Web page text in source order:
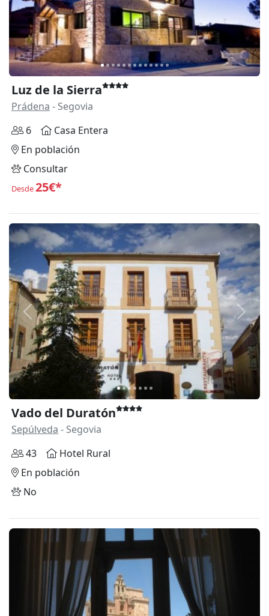
Luz de la Sierra
Prádena - Segovia
6
Casa Entera
En población
Consultar
Desde25€*
Anterior
Vado del Duratón
Sepúlveda - Segovia
43
Hotel Rural
En población
No